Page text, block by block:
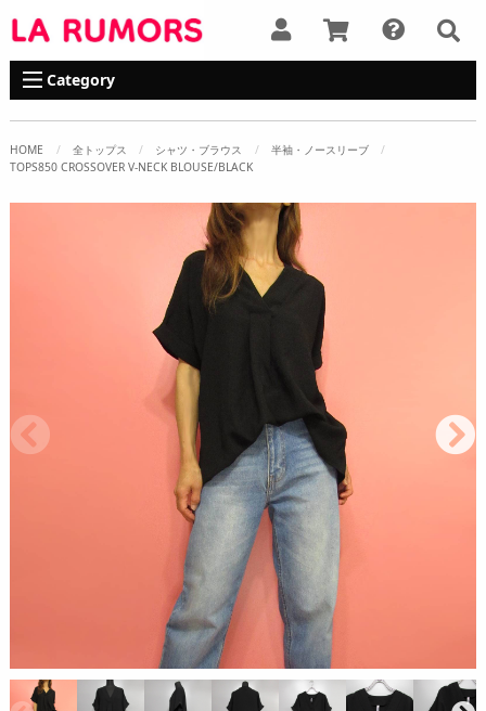
Category
HOME 全トップス シャツ・ブラウス
半袖・ノースリーブ
TOPS850 CROSSOVER V-NECK BLOUSE/BLACK